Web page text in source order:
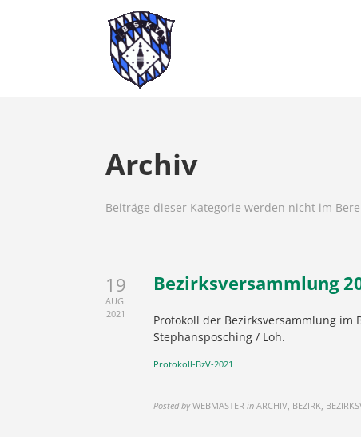
Archiv
Beiträge dieser Kategorie werden nicht im
19
AUG.
2021
Bezirksversammlung
Protokoll der Bezirksversammlung im
Stephansposching / Loh.
Protokoll-BzV-2021
Posted by WEBMASTER in ARCHIV, BEZIRK,